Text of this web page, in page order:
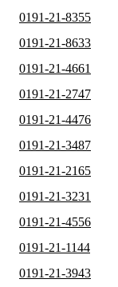
0191-21-8355
0191-21-8633
0191-21-4661
0191-21-2747
0191-21-4476
0191-21-3487
0191-21-2165
0191-21-3231
0191-21-4556
0191-21-1144
0191-21-3943